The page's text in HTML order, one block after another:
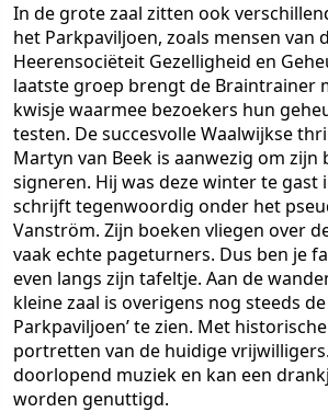
In de grote zaal zitten ook
het Parkpaviljoen, zoals mensen van
Heerensociëteit Gezelligheid en
laatste groep brengt de Braintrainer
kwisje waarmee bezoekers hun
testen. De succesvolle Waalwijkse
Martyn van Beek is aanwezig om zijn
signeren. Hij was deze winter te gast
schrijft tegenwoordig onder het
Vanström. Zijn boeken vliegen over
vaak echte pageturners. Dus ben je
even langs zijn tafeltje. Aan de
kleine zaal is overigens nog steeds
Parkpaviljoen’ te zien. Met
portretten van de huidige
doorlopend muziek en kan een
worden genuttigd.